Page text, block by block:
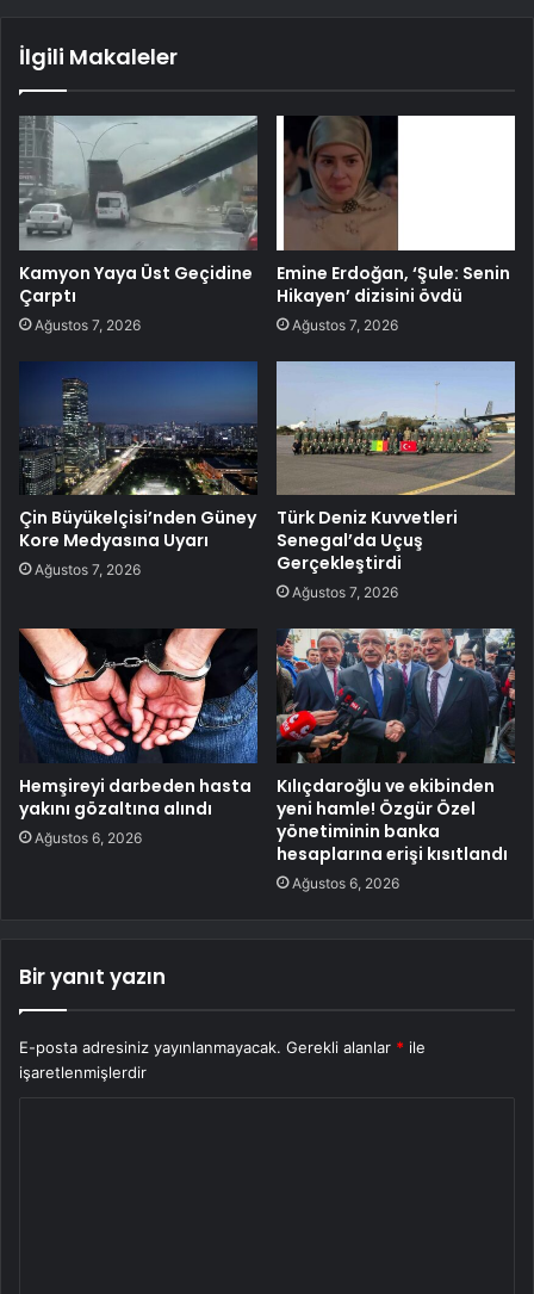
İlgili Makaleler
Kamyon Yaya Üst Geçidine
Çarptı
Ağustos 7, 2026
Emine Erdoğan, ‘Şule: Senin
Hikayen’ dizisini övdü
Ağustos 7, 2026
Çin Büyükelçisi’nden Güney
Kore Medyasına Uyarı
Ağustos 7, 2026
Türk Deniz Kuvvetleri
Senegal’da Uçuş
Gerçekleştirdi
Ağustos 7, 2026
Hemşireyi darbeden hasta
yakını gözaltına alındı
Ağustos 6, 2026
Kılıçdaroğlu ve ekibinden
yeni hamle! Özgür Özel
yönetiminin banka
hesaplarına erişi kısıtlandı
Ağustos 6, 2026
Bir yanıt yazın
E-posta adresiniz yayınlanmayacak. Gerekli alanlar * ile
işaretlenmişlerdir